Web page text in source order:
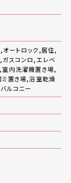
ートロック,居住,
ガスコンロ,エレベ
内洗濯機置き場,
置き場,浴室乾燥
ルコニー